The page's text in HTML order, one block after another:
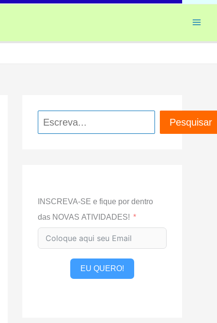
Pesquisar Pesquisar
INSCREVA-SE e fique por dentro
das NOVAS ATIVIDADES!
EU QUERO!